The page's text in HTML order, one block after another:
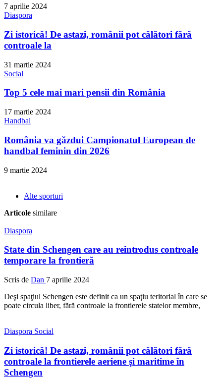
7 aprilie 2024
Diaspora
Zi istorică! De astazi, românii pot călători fără
controale la
31 martie 2024
Social
Top 5 cele mai mari pensii din România
17 martie 2024
Handbal
România va găzdui Campionatul European de
handbal feminin din 2026
9 martie 2024
Alte sporturi
Articole similare
Diaspora
State din Schengen care au reintrodus controale
temporare la frontieră
Scris de Dan 7 aprilie 2024
Deşi spaţiul Schengen este definit ca un spaţiu teritorial în care se
poate circula liber, fără controale la frontierele statelor membre,
Diaspora Social
Zi istorică! De astazi, românii pot călători fără
controale la frontierele aeriene şi maritime în
Schengen